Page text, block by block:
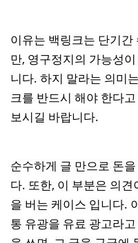
이유는 백링크는 단기간
만, 영구정지의 가능성
니다. 하지 말라는 의미
크를 반드시 해야 한다
보시길 바랍니다.
순수하게 글 만으로 돈
다. 또한, 이 부분은 의
을 버는 케이스 입니다.
통 유광을 유료 광고라